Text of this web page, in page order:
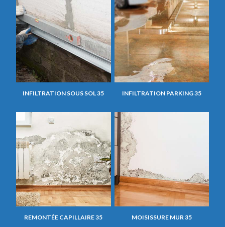
INFILTRATION SOUS SOL 35 INFILTRATION PARKING 35
REMONTÉE CAPILLAIRE 35 MOISISSURE MUR 35